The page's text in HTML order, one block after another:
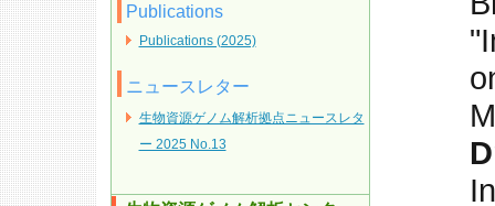
Publications
Publications (2025)
ニュースレター
生物資源ゲノム解析拠点ニュースレタ
ー 2025 No.13